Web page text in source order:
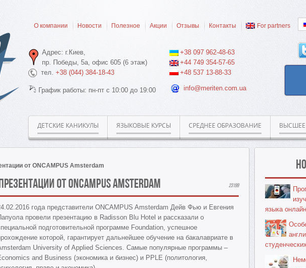
О компании Новости Полезное Акции Отзывы Контакты For partners
+38 097 962-48-63
+44 749 354-57-65
+48 537 13-88-33
info@meriten.com.ua
Адрес: г.Киев,
пр. Победы, 5а, офис 605 (6 этаж)
тел. +38 (044) 384-18-43
График работы: пн-пт с 10:00 до 19:00
ДЕТСКИЕ КАНИКУЛЫ ЯЗЫКОВЫЕ КУРСЫ СРЕДНЕЕ ОБРАЗОВАНИЕ ВЫСШЕЕ
от ONCAMPUS Amsterdam
от ONCAMPUS Amsterdam 23199
года представители ONCAMPUS Amsterdam Дейв Фью и Евгения
провели презентацию в Radisson Blu Hotel и рассказали о
подготовительной программе Foundation, успешное
которой, гарантирует дальнейшее обучение на бакалавриате в
University of Applied Sciences. Самые популярные программы –
and Business (экономика и бизнес) и PPLE (политология,
языка онлайн